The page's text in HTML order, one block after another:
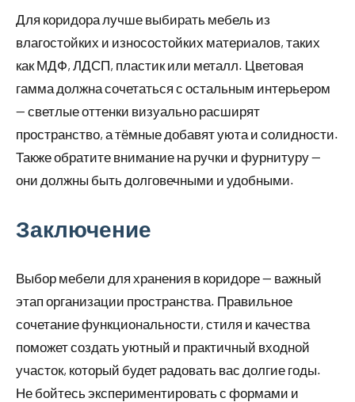
Для коридора лучше выбирать мебель из
влагостойких и износостойких материалов, таких
как МДФ, ЛДСП, пластик или металл. Цветовая
гамма должна сочетаться с остальным интерьером
— светлые оттенки визуально расширят
пространство, а тёмные добавят уюта и солидности.
Также обратите внимание на ручки и фурнитуру —
они должны быть долговечными и удобными.
Заключение
Выбор мебели для хранения в коридоре — важный
этап организации пространства. Правильное
сочетание функциональности, стиля и качества
поможет создать уютный и практичный входной
участок, который будет радовать вас долгие годы.
Не бойтесь экспериментировать с формами и